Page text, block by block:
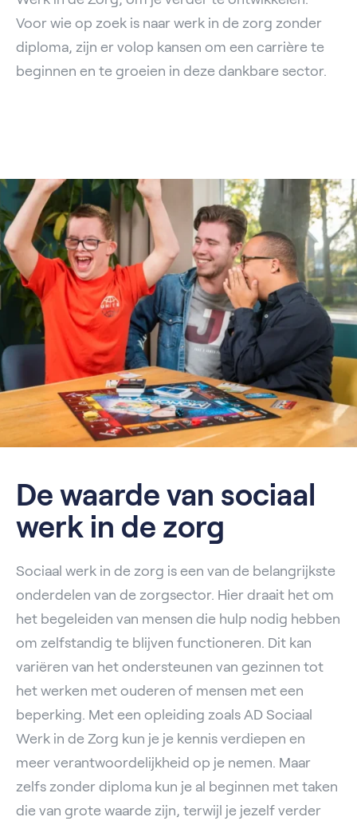
Voor wie op zoek is naar werk in de zorg zonder
diploma, zijn er volop kansen om een carrière te
beginnen en te groeien in deze dankbare sector.
De waarde van sociaal
werk in de zorg
Sociaal werk in de zorg is een van de belangrijkste
onderdelen van de zorgsector. Hier draait het om
het begeleiden van mensen die hulp nodig hebben
om zelfstandig te blijven functioneren. Dit kan
variëren van het ondersteunen van gezinnen tot
het werken met ouderen of mensen met een
beperking. Met een opleiding zoals AD Sociaal
Werk in de Zorg kun je je kennis verdiepen en
meer verantwoordelijkheid op je nemen. Maar
zelfs zonder diploma kun je al beginnen met taken
die van grote waarde zijn, terwijl je jezelf verder